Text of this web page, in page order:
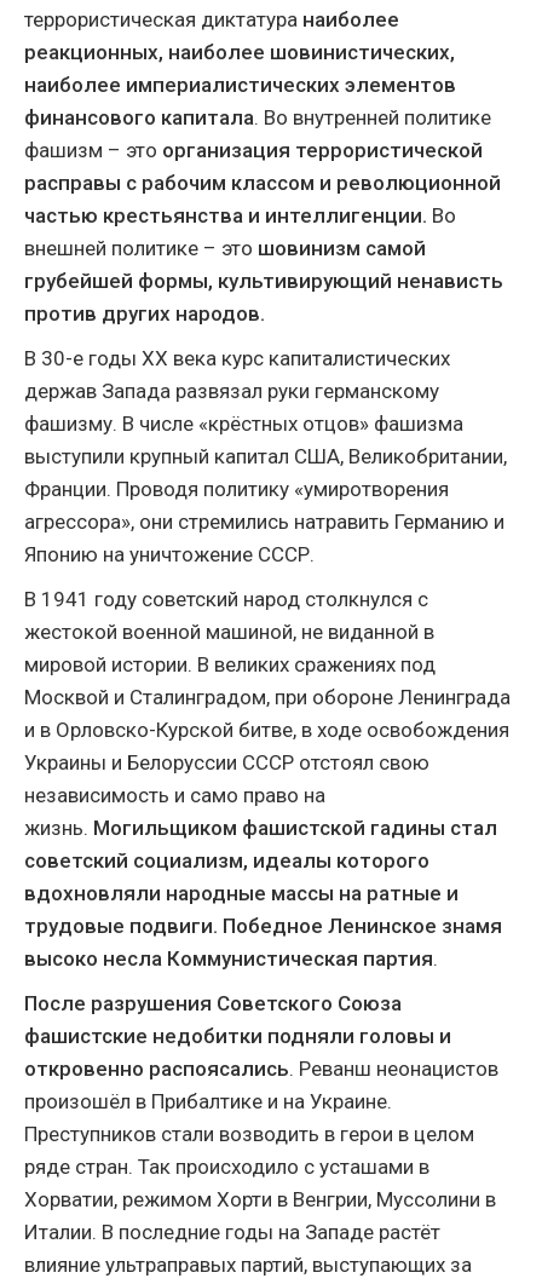
террористическая диктатура наиболее
реакционных, наиболее шовинистических,
наиболее империалистических элементов
финансового капитала. Во внутренней политике
фашизм – это организация террористической
расправы с рабочим классом и революционной
частью крестьянства и интеллигенции. Во
внешней политике – это шовинизм самой
грубейшей формы, культивирующий ненависть
против других народов.
В 30-е годы XX века курс капиталистических
держав Запада развязал руки германскому
фашизму. В числе «крёстных отцов» фашизма
выступили крупный капитал США, Великобритании,
Франции. Проводя политику «умиротворения
агрессора», они стремились натравить Германию и
Японию на уничтожение СССР.
В 1941 году советский народ столкнулся с
жестокой военной машиной, не виданной в
мировой истории. В великих сражениях под
Москвой и Сталинградом, при обороне Ленинграда
и в Орловско-Курской битве, в ходе освобождения
Украины и Белоруссии СССР отстоял свою
независимость и само право на
жизнь. Могильщиком фашистской гадины стал
советский социализм, идеалы которого
вдохновляли народные массы на ратные и
трудовые подвиги. Победное Ленинское знамя
высоко несла Коммунистическая партия.
После разрушения Советского Союза
фашистские недобитки подняли головы и
откровенно распоясались. Реванш неонацистов
произошёл в Прибалтике и на Украине.
Преступников стали возводить в герои в целом
ряде стран. Так происходило с усташами в
Хорватии, режимом Хорти в Венгрии, Муссолини в
Италии. В последние годы на Западе растёт
влияние ультраправых партий, выступающих за